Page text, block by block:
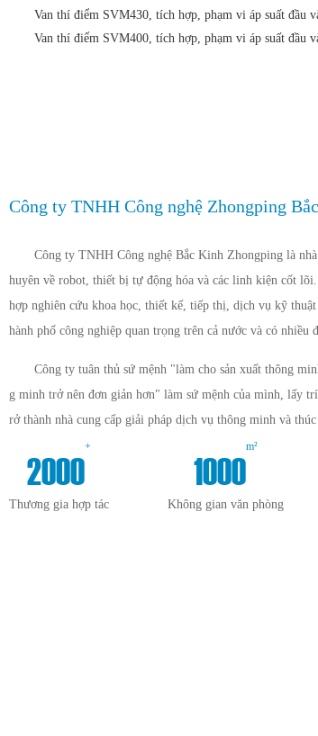
Van thí điểm SVM430, tích hợp, phạm vi áp suất
Van thí điểm SVM400, tích hợp, phạm vi áp suất
Công ty TNHH Công nghệ Zhongping
Công ty TNHH Công nghệ Bắc Kinh Zhongping là
huyên về robot, thiết bị tự động hóa và các linh kiện cốt
hợp nghiên cứu khoa học, thiết kế, tiếp thị, dịch vụ kỹ
hành phố công nghiệp quan trọng trên cả nước và có nhiều
Công ty tuân thủ sứ mệnh "làm cho sản xuất thông
g minh trở nên đơn giản hơn" làm sứ mệnh của mình, lấy
rở thành nhà cung cấp giải pháp dịch vụ thông minh và
2000
+
Thương gia hợp tác
1000
m²
Không gian văn phòng